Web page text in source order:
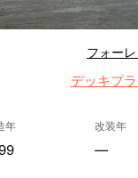
フォー
デッキプ
年 改装年
—